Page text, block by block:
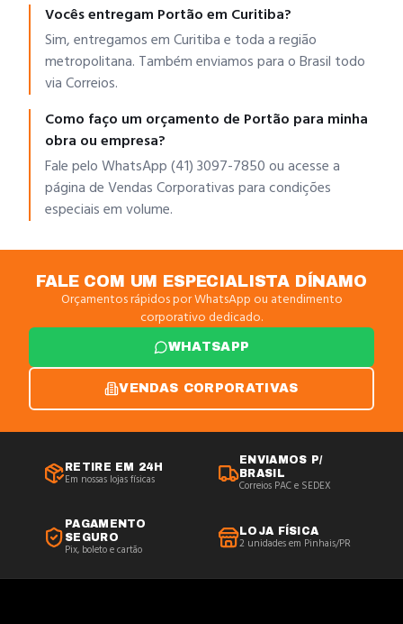
Vocês entregam Portão em Curitiba?
Sim, entregamos em Curitiba e toda a região
metropolitana. Também enviamos para o Brasil todo
via Correios.
Como faço um orçamento de Portão para minha
obra ou empresa?
Fale pelo WhatsApp (41) 3097-7850 ou acesse a
página de Vendas Corporativas para condições
especiais em volume.
FALE COM UM ESPECIALISTA DÍNAMO
Orçamentos rápidos por WhatsApp ou atendimento
corporativo dedicado.
WHATSAPP
VENDAS CORPORATIVAS
RETIRE EM 24H
Em nossas lojas físicas
ENVIAMOS P/
BRASIL
Correios PAC e SEDEX
PAGAMENTO
SEGURO
Pix, boleto e cartão
LOJA FÍSICA
2 unidades em Pinhais/PR